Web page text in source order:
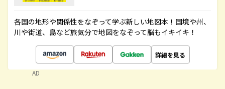
各国の地形や関係性をなぞって学ぶ新しい地図本！国境や州、
川や街道、島など旅気分で地図をなぞって脳もイキイキ！
詳細を見る
AD